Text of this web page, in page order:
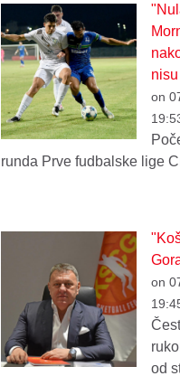
on
runda Prve fudbalske lige
on
od